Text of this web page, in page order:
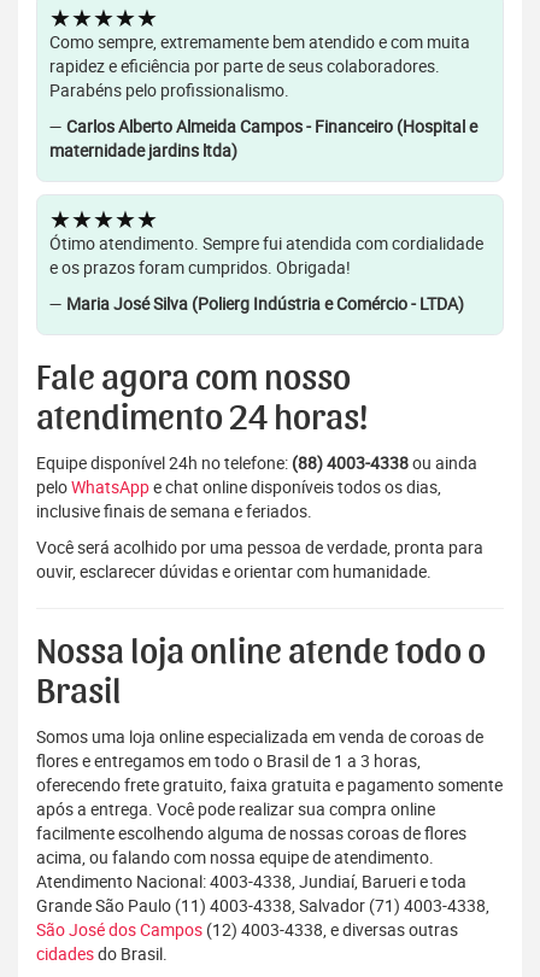
★★★★★
Como sempre, extremamente bem atendido e com muita
rapidez e eficiência por parte de seus colaboradores.
Parabéns pelo profissionalismo.
— Carlos Alberto Almeida Campos - Financeiro (Hospital e
maternidade jardins ltda)
★★★★★
Ótimo atendimento. Sempre fui atendida com cordialidade
e os prazos foram cumpridos. Obrigada!
— Maria José Silva (Polierg Indústria e Comércio - LTDA)
Fale agora com nosso
atendimento 24 horas!
Equipe disponível 24h no telefone: (88) 4003-4338ou ainda
peloWhatsAppe chat online disponíveis todos os dias,
inclusive finais de semana e feriados.
Você será acolhido por uma pessoa de verdade, pronta para
ouvir, esclarecer dúvidas e orientar com humanidade.
Nossa loja online atende todo o
Brasil
Somos uma loja online especializada em venda de coroas de
flores e entregamos em todo o Brasil de 1 a 3 horas,
oferecendo frete gratuito, faixa gratuita e pagamento somente
após a entrega. Você pode realizar sua compra online
facilmente escolhendo alguma de nossas coroas de flores
acima, ou falando com nossa equipe de atendimento.
Atendimento Nacional: 4003-4338, Jundiaí, Barueri e toda
Grande São Paulo (11) 4003-4338, Salvador (71) 4003-4338,
São José dos Campos (12) 4003-4338, e diversas outras
cidadesdo Brasil.